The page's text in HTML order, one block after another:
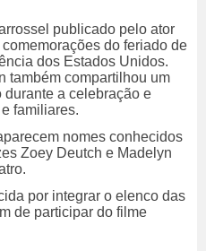
publicado pelo ator
do feriado de
dos Estados Unidos.
também compartilhou um
a celebração e
familiares.
nomes conhecidos
Zoey Deutch e Madelyn
por integrar o elenco das
de participar do filme